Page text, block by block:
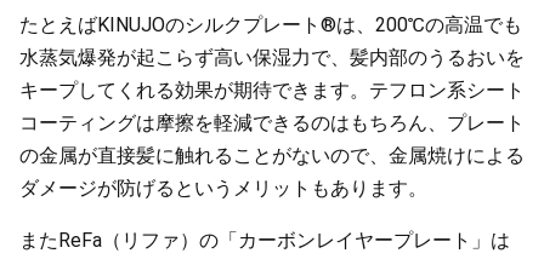
たとえばKINUJOのシルクプレート®は、200℃の高温でも
水蒸気爆発が起こらず高い保湿力で、髪内部のうるおいを
キープしてくれる効果が期待できます。テフロン系シート
コーティングは摩擦を軽減できるのはもちろん、プレート
の金属が直接髪に触れることがないので、金属焼けによる
ダメージが防げるというメリットもあります。
またReFa（リファ）の「カーボンレイヤープレート」は